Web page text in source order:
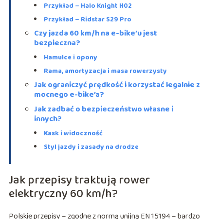
Przykład – Halo Knight H02
Przykład – Ridstar S29 Pro
Czy jazda 60 km/h na e-bike’u jest
bezpieczna?
Hamulce i opony
Rama, amortyzacja i masa rowerzysty
Jak ograniczyć prędkość i korzystać legalnie z
mocnego e-bike’a?
Jak zadbać o bezpieczeństwo własne i
innych?
Kask i widoczność
Styl jazdy i zasady na drodze
Jak przepisy traktują rower
elektryczny 60 km/h?
Polskie przepisy – zgodne z normą unijną EN 15194 – bardzo